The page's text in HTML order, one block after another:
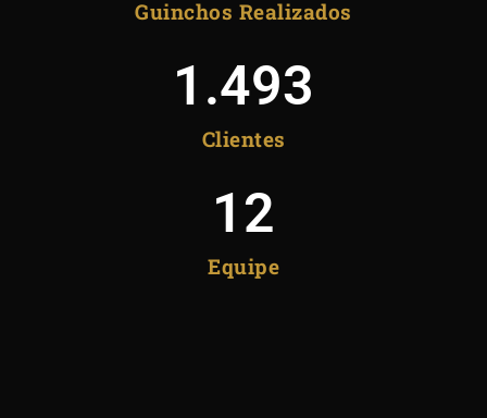
Guinchos Realizados
Clientes
1.493
Equipe
12